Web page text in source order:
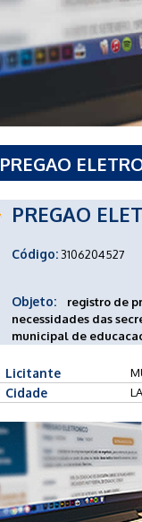
PREGAO
PREGAO
Código:3106204527
Objeto:
registro de
necessidades das
municipal de
Licitante
Cidade